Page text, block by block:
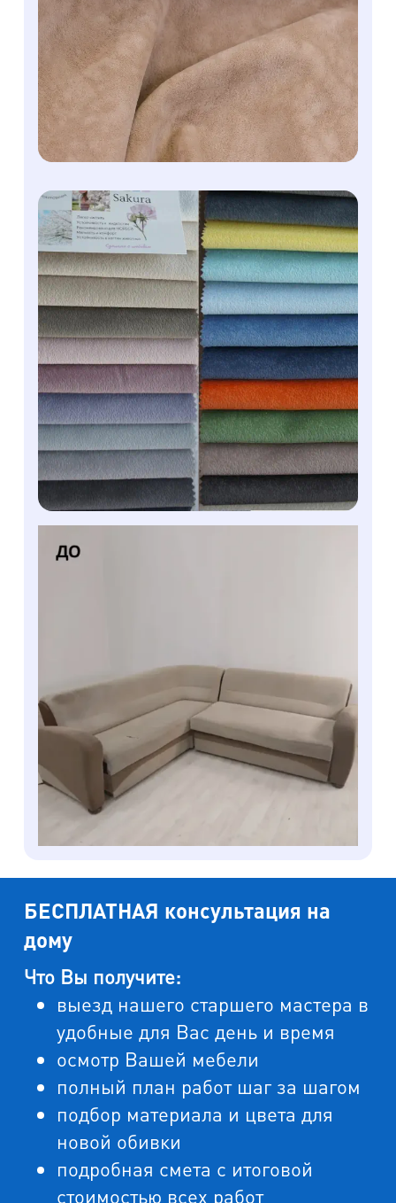
БЕСПЛАТНАЯ консультация на
дому
Что Вы получите:
выезд нашего старшего мастера в
удобные для Вас день и время
осмотр Вашей мебели
полный план работ шаг за шагом
подбор материала и цвета для
новой обивки
подробная смета с итоговой
стоимостью всех работ